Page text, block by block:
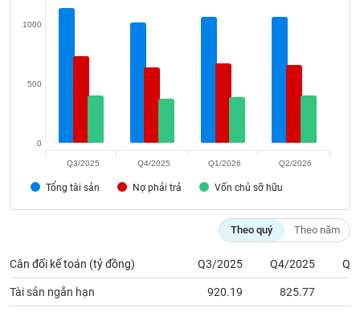
Tổng tài sản Nợ phải trả Vốn chủ sỡ hữu
0
500
1000
Q3/2025 Q4/2025 Q1/2026 Q2/2026
Theo quý Theo năm
Cân đối kế toán (tỷ đồng) Q3/2025 Q4/2025
Tài sản ngắn hạn 920.19 825.77
Sách